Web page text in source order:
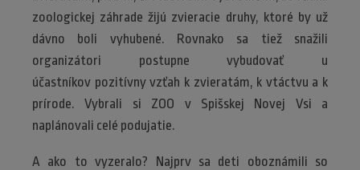
zoologickej záhrade žijú zvieracie druhy, ktoré by už
dávno boli vyhubené. Rovnako sa tiež snažili
organizátori postupne vybudovať u
účastníkov pozitívny vzťah k zvieratám, k vtáctvu a k
prírode. Vybrali si ZOO v Spišskej Novej Vsi a
naplánovali celé podujatie.
A ako to vyzeralo? Najprv sa deti oboznámili so